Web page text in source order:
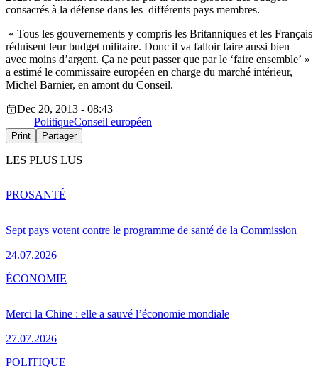
consacrés à la défense dans les différents pays membres.
« Tous les gouvernements y compris les Britanniques et les Français
réduisent leur budget militaire. Donc il va falloir faire aussi bien
avec moins d’argent. Ça ne peut passer que par le ‘faire ensemble’ »
a estimé le commissaire européen en charge du marché intérieur,
Michel Barnier, en amont du Conseil.
Dec 20, 2013 - 08:43
PolitiqueConseil européen
Print Partager
LES PLUS LUS
Sept pays votent contre le programme de santé de la Commission
24.07.2026
PROSANTÉ
Merci la Chine : elle a sauvé l’économie mondiale
27.07.2026
ÉCONOMIE
POLITIQUE